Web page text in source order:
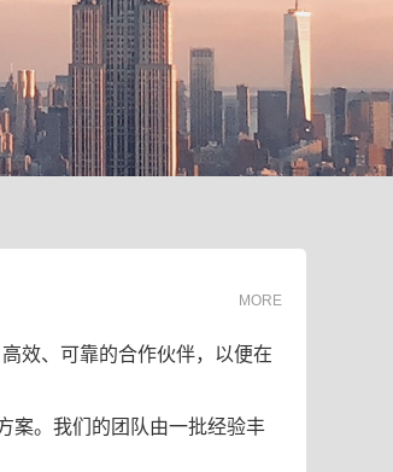
MORE
效、可靠的合作伙伴，以便在
案。我们的团队由一批经验丰